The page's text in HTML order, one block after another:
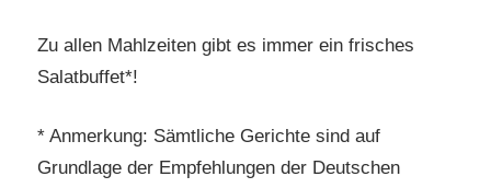
Zu allen Mahlzeiten gibt es immer ein frisches
Salatbuffet*!
* Anmerkung: Sämtliche Gerichte sind auf
Grundlage der Empfehlungen der Deutschen